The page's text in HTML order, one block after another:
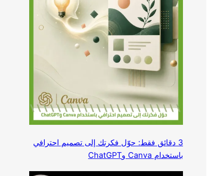
3 دقائق فقط: حوّل فكرتك إلى تصميم احترافي
باستخدام Canva وChatGPT